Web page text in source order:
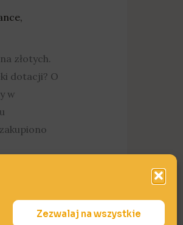
Zezwalaj na wszystkie
,
złotych.
dotacji? O
w